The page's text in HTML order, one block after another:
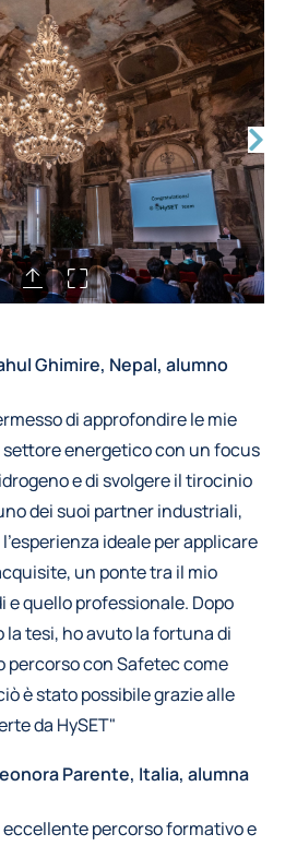
Ghimire, Nepal, alumno
di approfondire le mie
energetico con un focus
e di svolgere il tirocinio
dei suoi partner industriali,
ideale per applicare
un ponte tra il mio
e quello professionale. Dopo
tesi, ho avuto la fortuna di
percorso con Safetec come
è stato possibile grazie alle
da HySET"
Parente, Italia, alumna
eccellente percorso formativo e